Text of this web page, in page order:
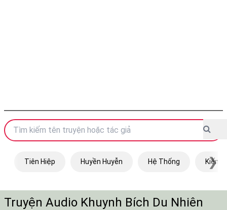
Tiên Hiệp Huyền Huyễn Hệ Thống Kiếm
❯
Truyện Audio Khuynh Bích Du Nhiên